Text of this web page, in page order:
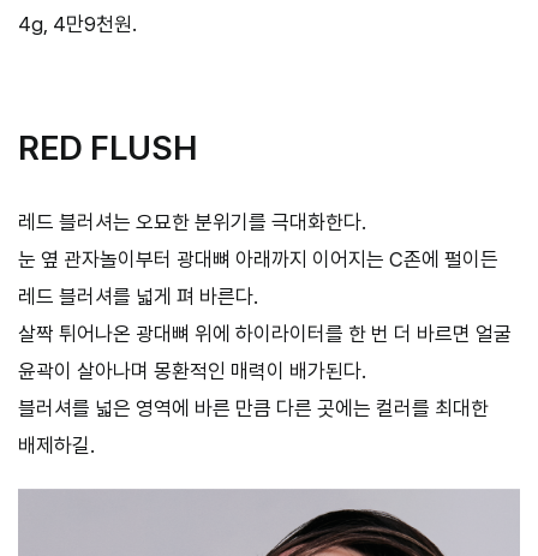
4g, 4만9천원.
RED FLUSH
레드 블러셔는 오묘한 분위기를 극대화한다.
눈 옆 관자놀이부터 광대뼈 아래까지 이어지는 C존에 펄이든
레드 블러셔를 넓게 펴 바른다.
살짝 튀어나온 광대뼈 위에 하이라이터를 한 번 더 바르면 얼굴
윤곽이 살아나며 몽환적인 매력이 배가된다.
블러셔를 넓은 영역에 바른 만큼 다른 곳에는 컬러를 최대한
배제하길.